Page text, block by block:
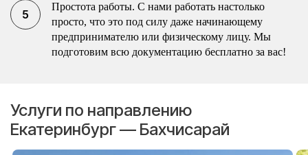
Простота работы. С нами работать настолько
просто, что это под силу даже начинающему
предпринимателю или физическому лицу. Мы
подготовим всю документацию бесплатно за вас!
Услуги по направлению
Екатеринбург — Бахчисарай